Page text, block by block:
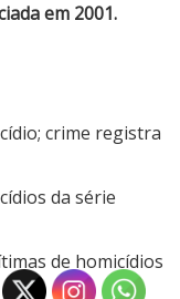
em 2001.
crime registra
da série
de homicídios